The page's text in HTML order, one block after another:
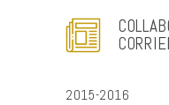
2015-2016